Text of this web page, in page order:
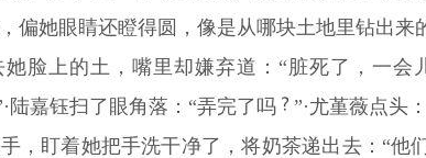
偏她眼睛还瞪得圆，像是从哪块土地里钻出来
脸上的土，嘴里却嫌弃道：“脏死了，一会
陆嘉钰扫了眼角落：“弄完了吗
”·尤堇薇点头
，盯着她把手洗干净了，将奶茶递出去：“他